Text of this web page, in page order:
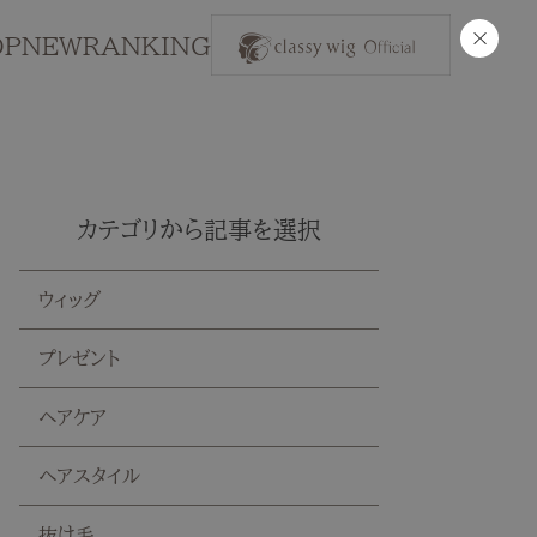
NEWRANKING
カテゴリから記事を選択
ウィッグ
プレゼント
ヘアケア
ヘアスタイル
×